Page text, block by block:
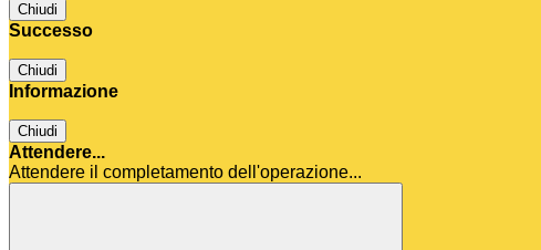
Chiudi
Successo
Chiudi
Informazione
Chiudi
Attendere...
Attendere il completamento dell'operazione...